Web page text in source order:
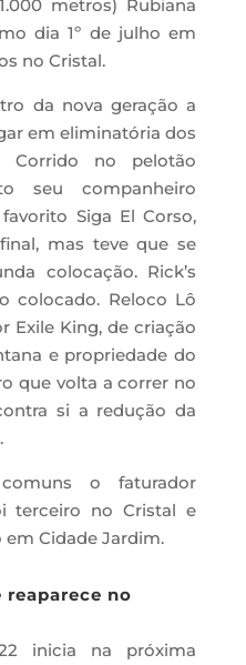
metros) Rubiana
dia 1º de julho em
no Cristal.
da nova geração a
em eliminatória dos
Corrido no pelotão
seu companheiro
Siga El Corso,
mas teve que se
colocação. Rick’s
colocado. Reloco Lô
Exile King, de criação
e propriedade do
que volta a correr no
si a redução da
o faturador
terceiro no Cristal e
em Cidade Jardim.
no
inicia na próxima